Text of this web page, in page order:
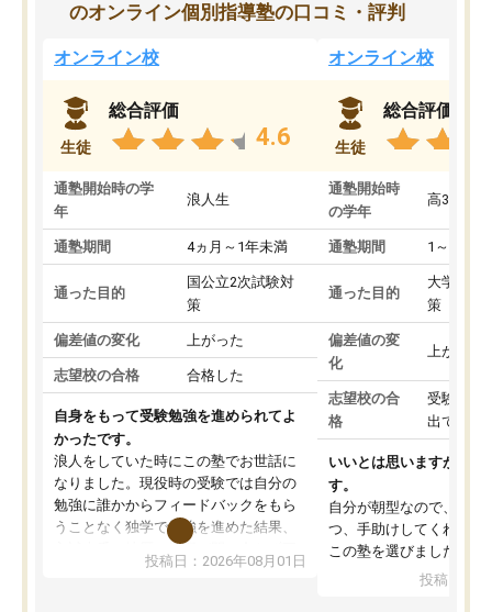
のオンライン個別指導塾の口コミ・評判
オンライン校
生徒
総合評価
4.6
通塾開始時の学
年
浪人生
通塾期間 4ヵ月～1年未満
通った目的
国公立2次試験対
策
偏差値の変化 上がった
志望校の合格 合格した
自身をもって受験勉強を進められてよ
かったです。
浪人をしていた時にこの塾でお世話に
なりました。現役時の受験では自分の
勉強に誰かからフィードバックをもら
うことなく独学で勉強を進めた結果、
入試本番に地歴の学習が間に合わず不
合格となってしまいました。その経験
投稿日：2026年08月01日
オンライン校
生徒
総合評価
通塾開始時
の学年
高3
通塾期間 1～3ヵ月
通った目的
大学入学
策
偏差値の変
化
上がった
志望校の合
格
受験して
出ていな
いいとは思いますが、料
す。
自分が朝型なので、自習
つ、手助けしてくれる設
この塾を選びました。
投稿日：